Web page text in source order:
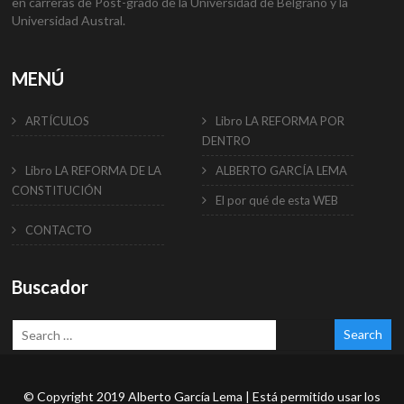
Universidad Austral.
MENÚ
ARTÍCULOS
Libro LA REFORMA POR
DENTRO
Libro LA REFORMA DE LA
CONSTITUCIÓN
ALBERTO GARCÍA LEMA
El por qué de esta WEB
CONTACTO
Buscador
© Copyright 2019 Alberto García Lema | Está permitido usar los